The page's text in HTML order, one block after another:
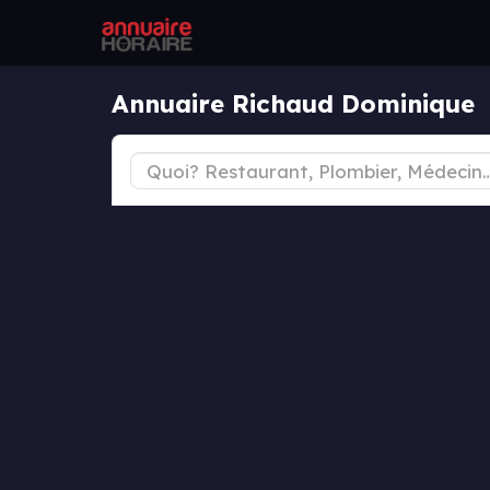
Annuaire Richaud Dominique